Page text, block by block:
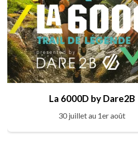
La 6000D by Dare2B
30 juillet au 1er août